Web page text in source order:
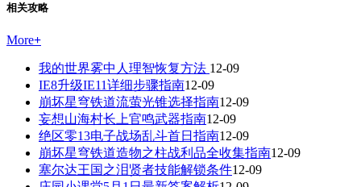
相关攻略
More+
我的世界雾中人理智恢复方法 12-09
IE8升级IE11详细步骤指南12-09
崩坏星穹铁道流萤光锥选择指南12-09
妄想山海村长上官鸣武器指南12-09
绝区零13电子战场乱斗首日指南12-09
崩坏星穹铁道造物之柱战利品全收集指南12-09
塞尔达王国之泪贤者技能解锁条件12-09